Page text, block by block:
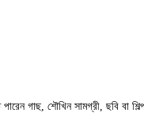
গাছ, শৌখিন সামগ্রী, ছবি বা